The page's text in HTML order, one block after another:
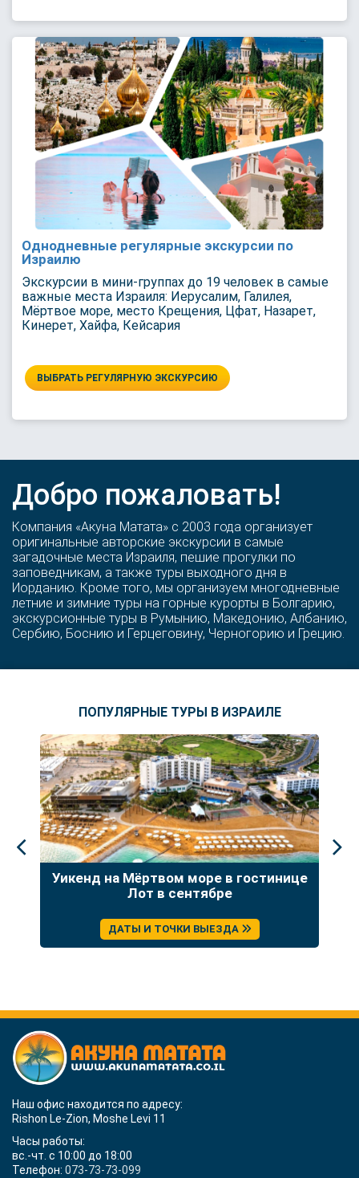
Однодневные регулярные экскурсии по
Израилю
Экскурсии в мини-группах до 19 человек в самые
важные места Израиля: Иерусалим, Галилея,
Мёртвое море, место Крещения, Цфат, Назарет,
Кинерет, Хайфа, Кейсария
ВЫБРАТЬ РЕГУЛЯРНУЮ ЭКСКУРСИЮ
Добро пожаловать!
Компания «Акуна Матата» с 2003 года организует
оригинальные авторские экскурсии в самые
загадочные места Израиля, пешие прогулки по
заповедникам, а также туры выходного дня в
Иорданию. Кроме того, мы организуем многодневные
летние и зимние туры на горные курорты в Болгарию,
экскурсионные туры в Румынию, Македонию, Албанию,
Сербию, Боснию и Герцеговину, Черногорию и Грецию.
ПОПУЛЯРНЫЕ ТУРЫ В ИЗРАИЛЕ
Уикенд на Мёртвом море в гостинице
Лот в сентябре
ДАТЫ И ТОЧКИ ВЫЕЗДА
Наш офис находится по адресу:
Rishon Le-Zion, Moshe Levi 11
Часы работы:
вс.-чт. с 10:00 до 18:00
Телефон: 073-73-73-099